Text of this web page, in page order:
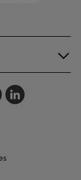
sur
nousnous